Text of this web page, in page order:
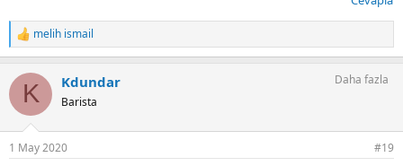
T
e
k
l
melih ismail
K Kdundar
Barista
Daha fazla
1 May 2020 #19